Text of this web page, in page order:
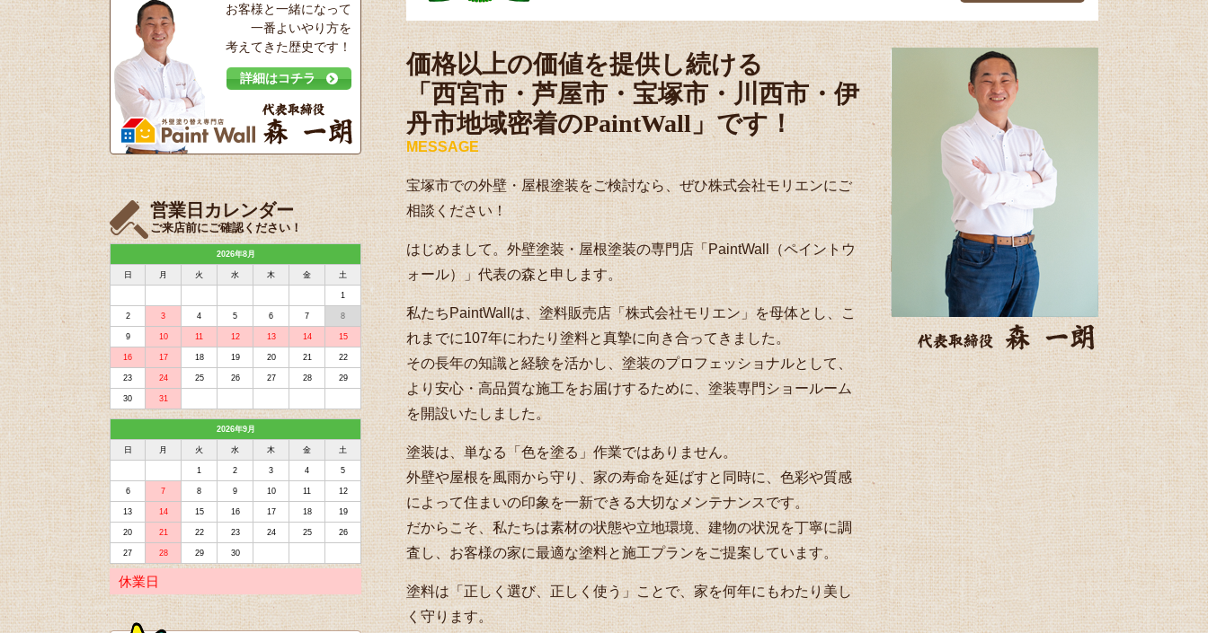
価格以上の価値を提供し続ける
「西宮市・芦屋市・宝塚市・川西市・伊
丹市地域密着のPaintWall」です！
MESSAGE
宝塚市での外壁・屋根塗装をご検討なら、ぜひ株式会社モリエンにご
相談ください！
はじめまして。外壁塗装・屋根塗装の専門店「PaintWall（ペイントウ
ォール）」代表の森と申します。
私たちPaintWallは、塗料販売店「株式会社モリエン」を母体とし、こ
れまでに107年にわたり塗料と真摯に向き合ってきました。
その長年の知識と経験を活かし、塗装のプロフェッショナルとして、
より安心・高品質な施工をお届けするために、塗装専門ショールーム
を開設いたしました。
塗装は、単なる「色を塗る」作業ではありません。
外壁や屋根を風雨から守り、家の寿命を延ばすと同時に、色彩や質感
によって住まいの印象を一新できる大切なメンテナンスです。
だからこそ、私たちは素材の状態や立地環境、建物の状況を丁寧に調
査し、お客様の家に最適な塗料と施工プランをご提案しています。
塗料は「正しく選び、正しく使う」ことで、家を何年にもわたり美し
く守ります。
お客様と一緒になって
一番よいやり方を
考えてきた歴史です！
詳細はコチラ
営業日カレンダー
ご来店前にご確認ください！
2026年8月
日 月 火 水 木 金 土
1
2 3 4 5 6 7 8
9 10 11 12 13 14 15
16 17 18 19 20 21 22
23 24 25 26 27 28 29
30 31
2026年9月
日 月 火 水 木 金 土
1 2 3 4 5
6 7 8 9 10 11 12
13 14 15 16 17 18 19
20 21 22 23 24 25 26
27 28 29 30
休業日